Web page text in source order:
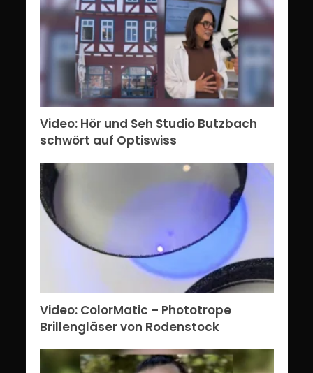
Video: Hör und Seh Studio Butzbach
schwört auf Optiswiss
Video: ColorMatic – Phototrope
Brillengläser von Rodenstock